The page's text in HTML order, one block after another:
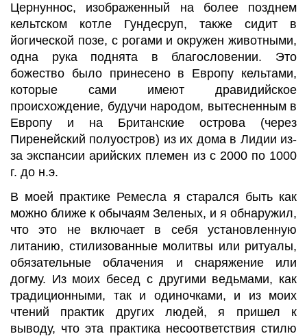
Цернуннос, изображенный на более позднем
кельтском котле Гундесруп, также сидит в
йогической позе, с рогами и окружен животными,
одна рука поднята в благословении. Это
божество было принесено в Европу кельтами,
которые сами имеют дравидийское
происхождение, будучи народом, вытесненным в
Европу и на Британские острова (через
Пиренейский полуостров) из их дома в Лидии из-
за экспансии арийских племен из с 2000 по 1000
г. до н.э.
В моей практике Ремесла я старался быть как
можно ближе к обычаям Зеленых, и я обнаружил,
что это не включает в себя установленную
литанию, стилизованные молитвы или ритуалы,
обязательные облачения и снаряжение или
догму. Из моих бесед с другими ведьмами, как
традиционными, так и одиночками, и из моих
чтений практик других людей, я пришел к
выводу, что эта практика несоответствия стилю